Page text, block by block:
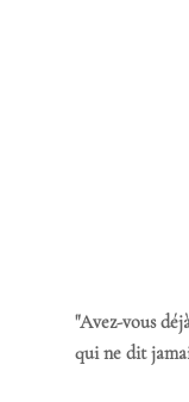
"Avez-vous
qui ne dit